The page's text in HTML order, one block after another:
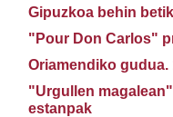
Gipuzkoa behin
"Pour Don Carlos"
Oriamendiko gudua.
"Urgullen
estanpak